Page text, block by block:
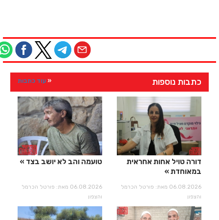
כתבות נוספות עוד כתבות
דורה טויל אחות אחראית
במאוחדת
06.08.2026 מאת: פורטל הכרמל
והצפון
טועמה והב לא יושב בצד
06.08.2026 מאת: פורטל הכרמל
והצפון